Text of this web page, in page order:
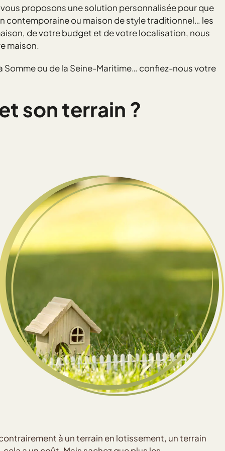
proposons une solution personnalisée pour que
contemporaine ou maison de style traditionnel… les
de votre budget et de votre localisation, nous
maison.
ou de la Seine-Maritime… confiez-nous votre
son terrain ?
à un terrain en lotissement, un terrain